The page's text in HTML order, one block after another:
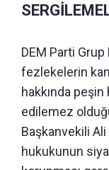
DEM Parti
fezlekelerin
hakkında
edilemez
Başkanvekili
hukukunun